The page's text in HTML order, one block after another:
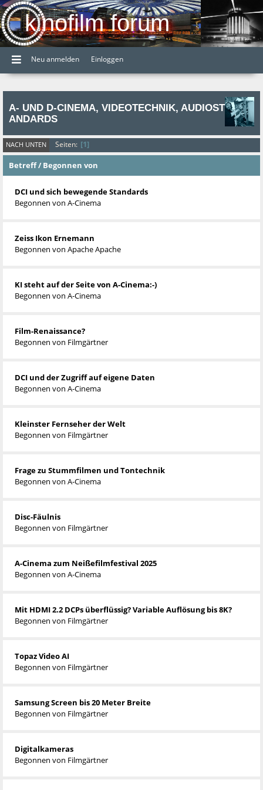
kinofilm forum
Neu anmelden Einloggen
A- UND D-CINEMA, VIDEOTECHNIK, AUDIOST
ANDARDS
NACH UNTEN Seiten
1
Betreff/ Begonnen von
DCI und sich bewegende Standards
Begonnen von A-Cinema
Zeiss Ikon Ernemann
Begonnen von Apache Apache
KI steht auf der Seite von A-Cinema:-)
Begonnen von A-Cinema
Film-Renaissance?
Begonnen von Filmgärtner
DCI und der Zugriff auf eigene Daten
Begonnen von A-Cinema
Kleinster Fernseher der Welt
Begonnen von Filmgärtner
Frage zu Stummfilmen und Tontechnik
Begonnen von A-Cinema
Disc-Fäulnis
Begonnen von Filmgärtner
A-Cinema zum Neißefilmfestival 2025
Begonnen von A-Cinema
Mit HDMI 2.2 DCPs überflüssig? Variable Auflösung bis 8K?
Begonnen von Filmgärtner
Topaz Video AI
Begonnen von Filmgärtner
Samsung Screen bis 20 Meter Breite
Begonnen von Filmgärtner
Digitalkameras
Begonnen von Filmgärtner